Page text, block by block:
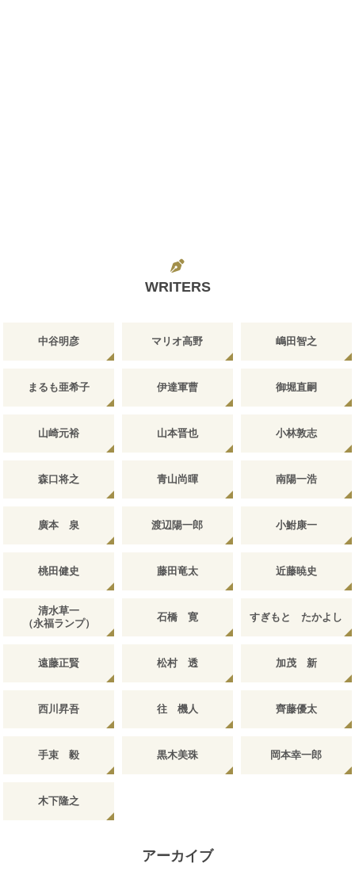
WRITERS
中谷明彦 マリオ高野 嶋田智之
まるも亜希子 伊達軍曹 御堀直嗣
山崎元裕 山本晋也 小林敦志
森口将之 青山尚暉 南陽一浩
廣本 泉 渡辺陽一郎 小鮒康一
桃田健史 藤田竜太 近藤暁史
清水草一
（永福ランプ）
石橋 寛 すぎもと たかよし
遠藤正賢 松村 透 加茂 新
西川昇吾 往 機人 齊藤優太
手束 毅 黒木美珠 岡本幸一郎
木下隆之
アーカイブ